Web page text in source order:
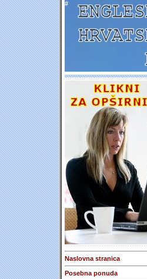
#
Naslovna stranica
Posebna ponuda